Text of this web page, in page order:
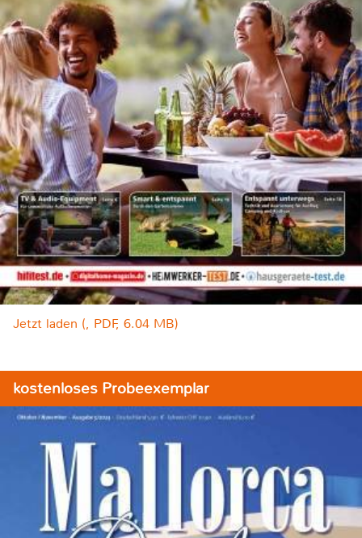
Jetzt laden (, PDF, 6.04 MB)
kostenloses Probeexemplar